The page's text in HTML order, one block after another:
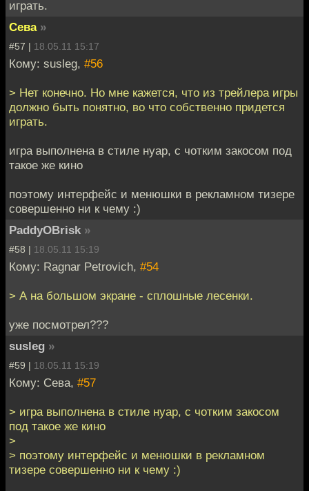
играть.
Сева »
#57 | 18.05.11 15:17
Кому: susleg, #56
> Нет конечно. Но мне кажется, что из трейлера игры
должно быть понятно, во что собственно придется
играть.
игра выполнена в стиле нуар, с чотким закосом под
такое же кино
поэтому интерфейс и менюшки в рекламном тизере
совершенно ни к чему :)
PaddyOBrisk »
#58 | 18.05.11 15:19
Кому: Ragnar Petrovich, #54
> А на большом экране - сплошные лесенки.
уже посмотрел???
susleg »
#59 | 18.05.11 15:19
Кому: Сева, #57
> игра выполнена в стиле нуар, с чотким закосом
под такое же кино
>
> поэтому интерфейс и менюшки в рекламном
тизере совершенно ни к чему :)